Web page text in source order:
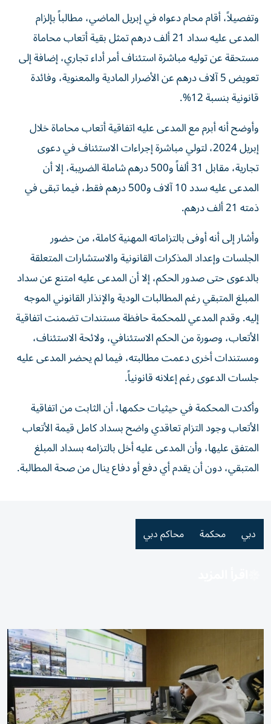
وتفصيلاً، أقام محام دعواه في إبريل الماضي، مطالباً بإلزام
المدعى عليه سداد 21 ألف درهم تمثل بقية أتعاب محاماة
مستحقة عن توليه مباشرة استئناف أمر أداء تجاري، إضافة إلى
تعويض 5 آلاف درهم عن الأضرار المادية والمعنوية، وفائدة
قانونية بنسبة 12%.
وأوضح أنه أبرم مع المدعى عليه اتفاقية أتعاب محاماة خلال
إبريل 2024، لتولي مباشرة إجراءات الاستئناف في دعوى
تجارية، مقابل 31 ألفاً و500 درهم شاملة الضريبة، إلا أن
المدعى عليه سدد 10 آلاف و500 درهم فقط، فيما تبقى في
ذمته 21 ألف درهم.
وأشار إلى أنه أوفى بالتزاماته المهنية كاملة، من حضور
الجلسات وإعداد المذكرات القانونية والاستشارات المتعلقة
بالدعوى حتى صدور الحكم، إلا أن المدعى عليه امتنع عن سداد
المبلغ المتبقي رغم المطالبات الودية والإنذار القانوني الموجه
إليه. وقدم المدعي للمحكمة حافظة مستندات تضمنت اتفاقية
الأتعاب، وصورة من الحكم الاستئنافي، ولائحة الاستئناف،
ومستندات أخرى دعمت مطالبته، فيما لم يحضر المدعى عليه
جلسات الدعوى رغم إعلانه قانونياً.
وأكدت المحكمة في حيثيات حكمها، أن الثابت من اتفاقية
الأتعاب وجود التزام تعاقدي واضح بسداد كامل قيمة الأتعاب
المتفق عليها، وأن المدعى عليه أخل بالتزامه بسداد المبلغ
المتبقي، دون أن يقدم أي دفع أو دفاع ينال من صحة المطالبة.
دبي محكمة محاكم دبي